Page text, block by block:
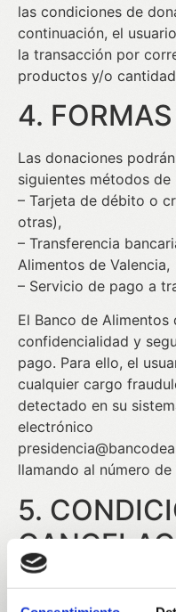
las condiciones de
continuación, el
la transacción por
productos y/o
4.
Las donaciones
siguientes métodos de
– Tarjeta de débito o
otras),
– Transferencia
Alimentos de Valencia,
– Servicio de pago a
El Banco de Alimentos
confidencialidad y
pago. Para ello, el
cualquier cargo
detectado en su
electrónico
llamando al número
5.